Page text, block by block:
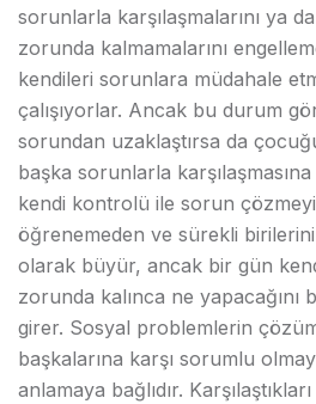
sorunlarla karşılaşmalarını ya
zorunda kalmamalarını
kendileri sorunlara müdahale
çalışıyorlar. Ancak bu durum
sorundan uzaklaştırsa da
başka sorunlarla
kendi kontrolü ile sorun
öğrenemeden ve sürekli
olarak büyür, ancak bir gün
zorunda kalınca ne yapacağını
girer. Sosyal problemlerin
başkalarına karşı sorumlu
anlamaya bağlıdır.